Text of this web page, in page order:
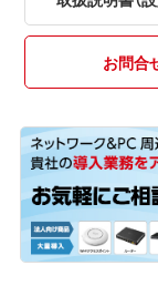
お問合